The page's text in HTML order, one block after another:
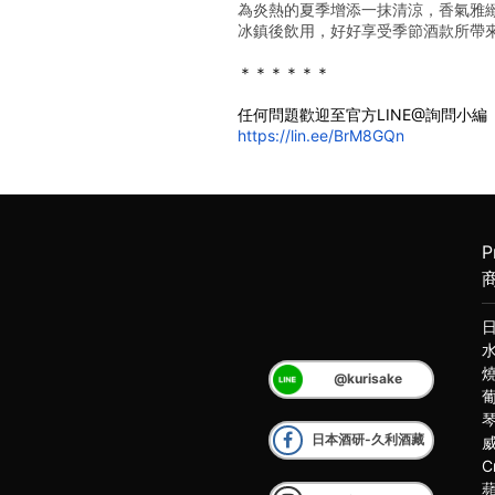
為炎熱的夏季增添一抹清涼，香氣雅
冰鎮後飲用，好好享受季節酒款所帶
＊＊＊＊＊＊
任何問題歡迎至官方LINE@詢問小編
https://lin.ee/BrM8GQn
@kurisake
日本酒研-久利酒藏